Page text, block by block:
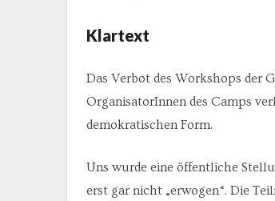
Klartext
Das Verbot des Workshops der
OrganisatorInnen des Camps
demokratischen Form.
Uns wurde eine öffentliche
erst gar nicht „erwogen“. Die